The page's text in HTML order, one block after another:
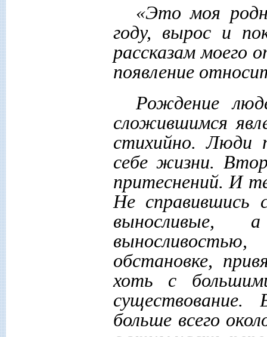
«Это моя
году, вырос и
рассказам моего
появление
Рождение
сложившимся
стихийно. Люди
себе жизни.
притеснений. И
Не справившись
выносливые,
обстановке,
хоть с
существование.
больше всего